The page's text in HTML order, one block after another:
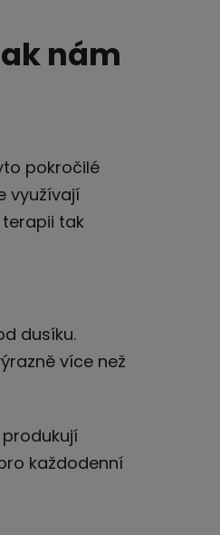
nám
pokročilé
využívají
tak
dusíku.
více než
každodenní